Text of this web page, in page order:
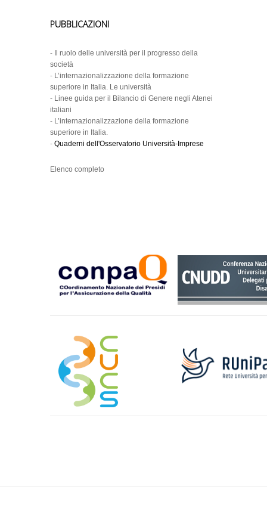
PUBBLICAZIONI
-
Il ruolo delle università per il progresso della
società
- L’internazionalizzazione della formazione
superiore in Italia. Le università
- Linee guida per il Bilancio di Genere negli Atenei
italiani
- L’internazionalizzazione della formazione
superiore in Italia.
- Quaderni dell'Osservatorio Università-Imprese
Elenco completo